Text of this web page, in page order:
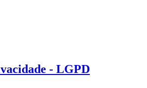
- LGPD